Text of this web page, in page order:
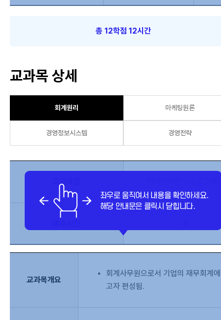
총 12학점 12시간
교과목 상세
회계원리 마케팅원론
경영정보시스템 경영전략
교과목명
교과목개요
회계사무원으로서 기업의 재무회계
고자 편성됨.